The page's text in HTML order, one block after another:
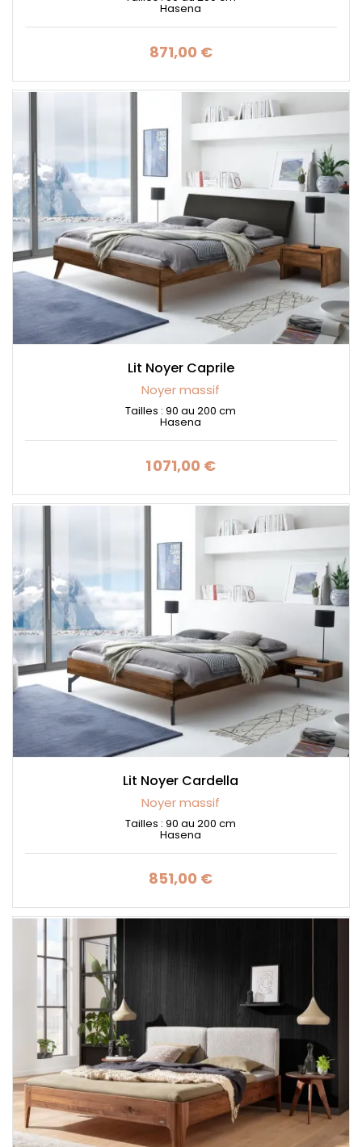
Hasena
Prix
871,00 €
Lit Noyer Caprile
Noyer massif
Tailles : 90 au 200 cm
Hasena
Prix
1 071,00 €
Lit Noyer Cardella
Noyer massif
Tailles : 90 au 200 cm
Hasena
Prix
851,00 €